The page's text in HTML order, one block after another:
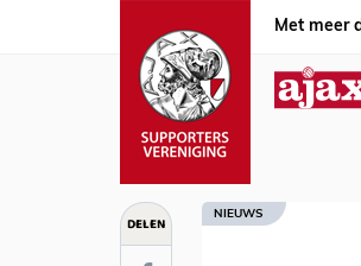
Met meer
DELEN NIEUWS